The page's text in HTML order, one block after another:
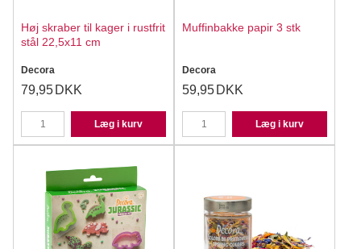
Høj skraber til kager i rustfrit
stål 22,5x11 cm
Decora
79,95 DKK
Læg i kurv
Muffinbakke papir 3 stk
Decora
59,95 DKK
Læg i kurv